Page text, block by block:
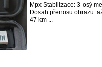
Mpx Stabilizace: 3-osý
Dosah přenosu obrazu:
47 km ...